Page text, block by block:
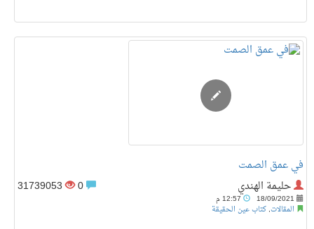
في عمق الصمت
حليمة الهندي
18/09/2021
المقالات, كتاب عين الحقيقة
31739053